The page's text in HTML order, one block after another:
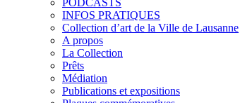
INFOS PRATIQUES
Collection d’art de la Ville de Lausanne
A propos
La Collection
Prêts
Médiation
Publications et expositions